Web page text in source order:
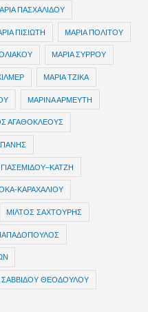
ΠΑΣΧΑΛΙΔΟΥ
ΠΙΣΙΩΤΗ ΜΑΡΙΑ ΠΟΛΙΤΟΥ
ΜΑΡΙΑ ΣΥΡΡΟΥ
ΜΑΡΙΑ ΤΖΙΚΑ
ΜΑΡΙΝΑ ΑΡΜΕΥΤΗ
ΑΓΑΘΟΚΛΕΟΥΣ
ΚΑΡΑΧΑΛΙΟΥ
ΜΙΛΤΟΣ ΣΑΧΤΟΥΡΗΣ
ΘΕΟΔΟΥΛΟΥ